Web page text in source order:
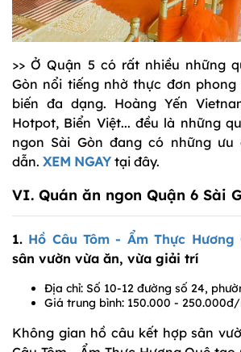
>> Ở Quận 5 có rất nhiều những
Gòn nổi tiếng nhờ thực đơn
biến đa dạng. Hoàng Yến
Hotpot, Biển Việt... đều là những
ngon Sài Gòn đang có những
dẫn. XEM NGAY tại đây.
VI. Quán ăn ngon Quận 6 Sài
1. Hồ Câu Tôm - Ẩm Thực Hương
sân vườn vừa ăn, vừa giải trí
Địa chỉ: Số 10-12 đường số 24,
Giá trung bình: 150.000 -
Không gian hồ câu kết hợp sân